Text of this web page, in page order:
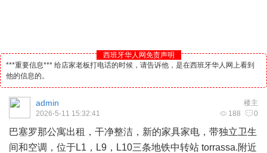
西班牙华人网免责声明
***重要信息*** 给店家老板打电话的时候，请告诉他，是在西班牙华人网上看到
他的信息的。
楼主
admin
188 0
2026-5-11 15:32:41
巴塞罗那公寓出租，干净整洁，新的家具家电，带独立卫生
间和空调，位于L1，L9，L10三条地铁中转站 torrassa.附近